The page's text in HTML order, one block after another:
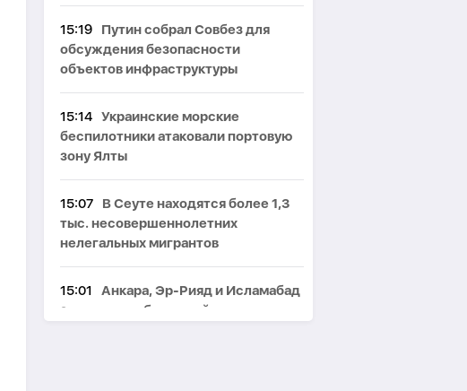
15:19
Путин собрал Совбез для
обсуждения безопасности
объектов инфраструктуры
15:14 Украинские морские
беспилотники атаковали портовую
зону Ялты
15:07
В Сеуте находятся более 1,3
тыс. несовершеннолетних
нелегальных мигрантов
15:01
Анкара, Эр-Рияд и Исламабад
заключили оборонный пакт-